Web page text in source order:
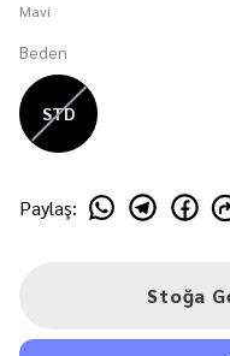
Mavi
Beden
STD
Paylaş:
Stoğa